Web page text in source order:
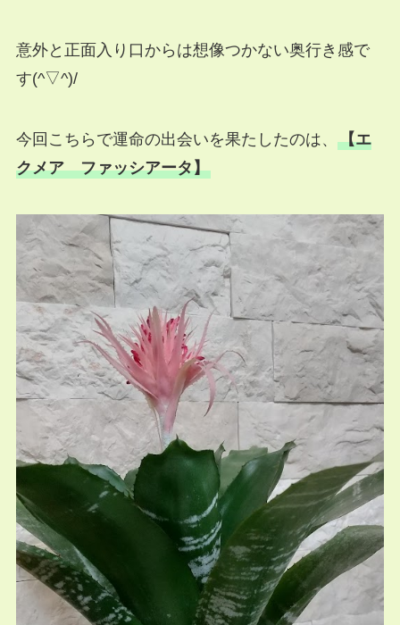
意外と正面入り口からは想像つかない奥行き感で
す(^▽^)/
今回こちらで運命の出会いを果たしたのは、 【エ
クメア ファッシアータ】